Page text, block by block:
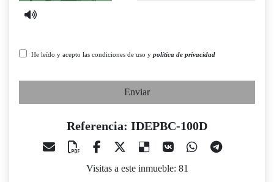
He leído y acepto las condiciones de uso y política de privacidad
Enviar
Referencia: IDEPBC-100D
Visitas a este inmueble: 81